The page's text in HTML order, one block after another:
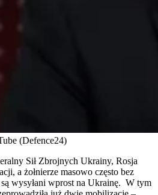
(Defence24)
Sił Zbrojnych Ukrainy, Rosja
a żołnierze masowo często bez
wysyłani wprost na Ukrainę. W tym